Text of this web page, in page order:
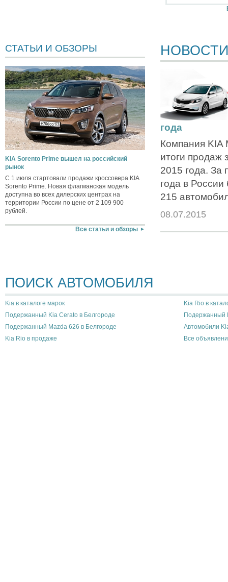
СТАТЬИ И ОБЗОРЫ
KIA Sorento Prime вышел на российский
рынок
С 1 июля стартовали продажи кроссовера KIA
Sorento Prime. Новая флагманская модель
доступна во всех дилерских центрах на
территории России по цене от 2 109 900
рублей.
Все статьи и обзоры
НОВОСТИ
года
Компания KIA
итоги продаж
2015 года. За
года в
215
08.07.2015
ПОИСК АВТОМОБИЛЯ
Kia в каталоге марок
Kia Rio в
Подержанный Kia Cerato в Белгороде
Подержанный
Подержанный Mazda 626 в Белгороде
Автомобили
Kia Rio в продаже
Все